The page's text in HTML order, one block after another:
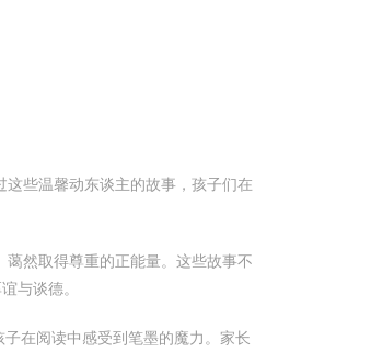
些温馨动东谈主的故事，孩子们在
然取得尊重的正能量。这些故事不
与谈德。
在阅读中感受到笔墨的魔力。家长